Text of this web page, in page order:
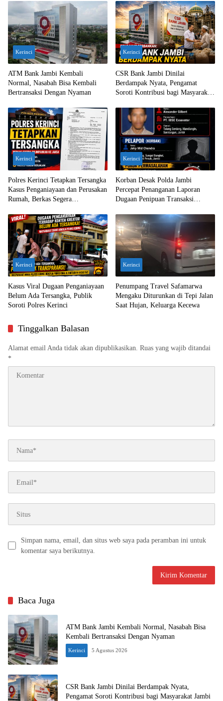
Kerinci
ATM Bank Jambi Kembali
Normal, Nasabah Bisa Kembali
Bertransaksi Dengan Nyaman
Kerinci
CSR Bank Jambi Dinilai
Berdampak Nyata, Pengamat
Soroti Kontribusi bagi Masyarakat
Kerinci
Polres Kerinci Tetapkan Tersangka
Kasus Penganiayaan dan Perusakan
Rumah, Berkas Segera
Kerinci
Korban Desak Polda Jambi
Percepat Penanganan Laporan
Dugaan Penipuan Transaksi
Kerinci
Kasus Viral Dugaan Penganiayaan
Belum Ada Tersangka, Publik
Soroti Polres Kerinci
Kerinci
Penumpang Travel Safamarwa
Mengaku Diturunkan di Tepi Jalan
Saat Hujan, Keluarga Kecewa
Tinggalkan Balasan
Alamat email Anda tidak akan dipublikasikan. Ruas yang wajib ditandai
*
Simpan nama, email, dan situs web saya pada peramban ini untuk
komentar saya berikutnya.
Baca Juga
ATM Bank Jambi Kembali Normal, Nasabah Bisa
Kembali Bertransaksi Dengan Nyaman
Kerinci 5 Agustus 2026
CSR Bank Jambi Dinilai Berdampak Nyata,
Pengamat Soroti Kontribusi bagi Masyarakat Jambi